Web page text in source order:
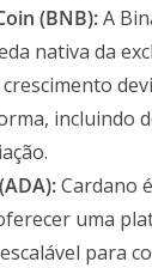
(BNB):A
nativa da
incluindo
Cardano
uma
para